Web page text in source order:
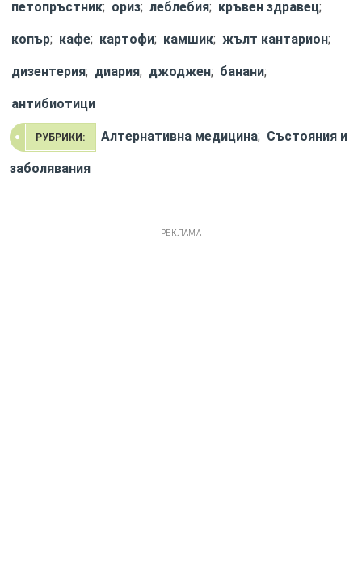
петопръстник; ориз; леблебия; кръвен здравец;
копър; кафе; картофи; камшик; жълт кантарион;
дизентерия; диария; джоджен; банани;
антибиотици
РУБРИКИ: Алтернативна медицина; Състояния и
заболявания
РЕКЛАМА